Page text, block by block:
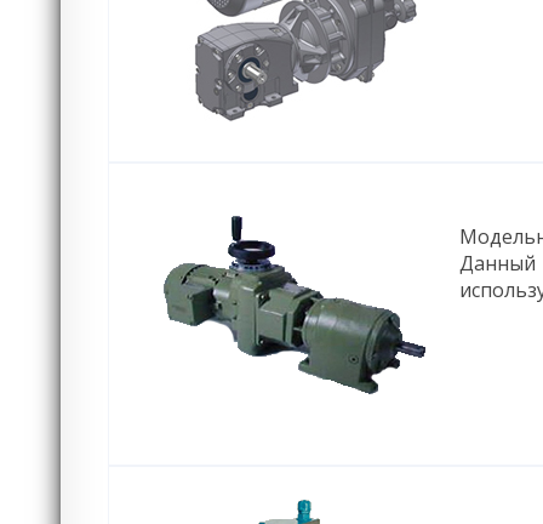
Данный